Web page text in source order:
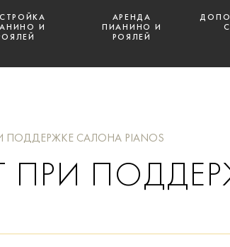
И
АРЕНДА
ПИАНИНО И
РОЯЛЕЙ
ПОДДЕРЖКЕ САЛОНА PIANOS
ПРИ